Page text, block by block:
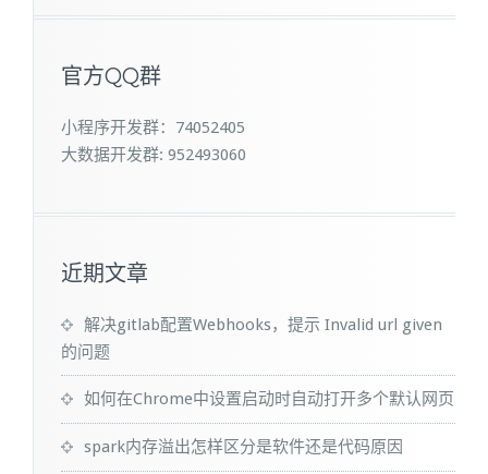
官方QQ群
小程序开发群：74052405
大数据开发群: 952493060
近期文章
解决gitlab配置Webhooks，提示 Invalid url given
的问题
如何在Chrome中设置启动时自动打开多个默认网页
spark内存溢出怎样区分是软件还是代码原因